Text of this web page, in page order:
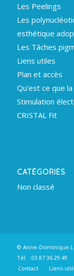
Les Peelings
Les
esthétique
Les Tâches
Liens utiles
Plan et accès
Qu’est ce que
Stimulation
CRISTAL Fit
CATÉGORIES
Non classé
© Anne-Dominique
Tél. : 03 87 36 29 49
Contact
Liens